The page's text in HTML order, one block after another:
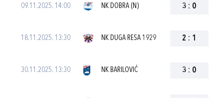
09.11.2025. 14:00 NK DOBRA (N) 3 : 0
18.11.2025. 13:30 NK DUGA RESA 1929 2 : 1
30.11.2025. 13:30 NK BARILOVIĆ 3 : 0